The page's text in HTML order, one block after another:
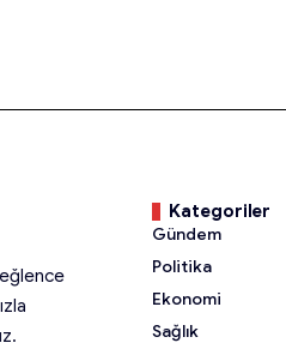
Kategoriler
Gündem
Politika
Ekonomi
Sağlık